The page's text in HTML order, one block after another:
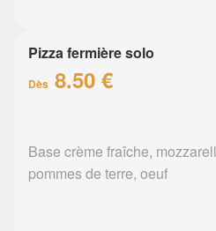
Pizza fermière solo
Dès 8.50 €
Base crème fraîche,
pommes de terre, oeuf